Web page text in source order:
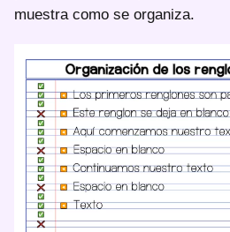
muestra como se organiza.